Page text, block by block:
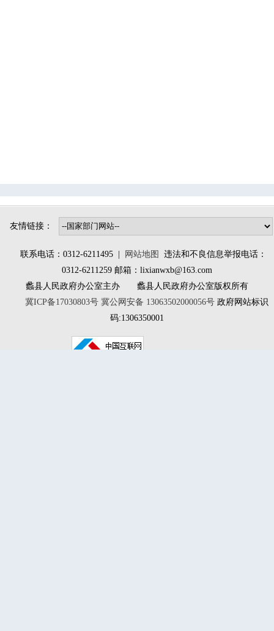
大百尺镇
南庄镇
北埝头乡